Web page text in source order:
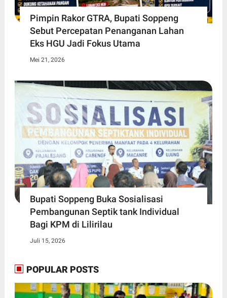
Pimpin Rakor GTRA, Bupati Soppeng
Sebut Percepatan Penanganan Lahan
Eks HGU Jadi Fokus Utama
Mei 21, 2026
Bupati Soppeng Buka Sosialisasi
Pembangunan Septik tank Individual
Bagi KPM di Lilirilau
Juli 15, 2026
POPULAR POSTS